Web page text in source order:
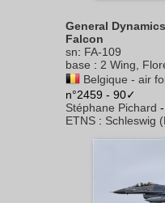
General
Falcon
sn: FA-109
base : 2 Wing,
Belgique - air
n°2459 - 90✓
Stéphane Pichard -
ETNS : Schleswig